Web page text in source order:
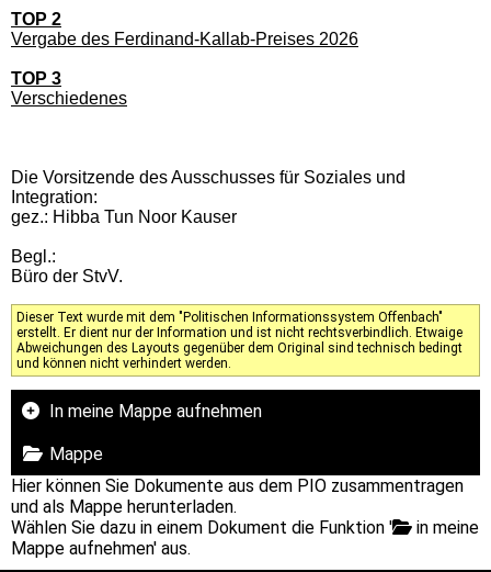
TOP 2
Vergabe des Ferdinand-Kallab-Preises 2026
TOP 3
Verschiedenes
Die Vorsitzende des Ausschusses für Soziales und
Integration:
gez.: Hibba Tun Noor Kauser
Begl.:
Büro der StvV.
Dieser Text wurde mit dem "Politischen Informationssystem Offenbach"
erstellt. Er dient nur der Information und ist nicht rechtsverbindlich. Etwaige
Abweichungen des Layouts gegenüber dem Original sind technisch bedingt
und können nicht verhindert werden.
In meine Mappe aufnehmen
Mappe
Hier können Sie Dokumente aus dem PIO zusammentragen
und als Mappe herunterladen.
Wählen Sie dazu in einem Dokument die Funktion '
in meine
Mappe aufnehmen' aus.